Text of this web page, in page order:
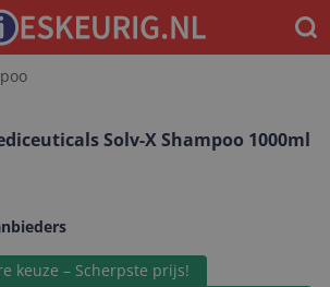
Solv-X Shampoo 1000ml
keuze – Scherpste prijs!